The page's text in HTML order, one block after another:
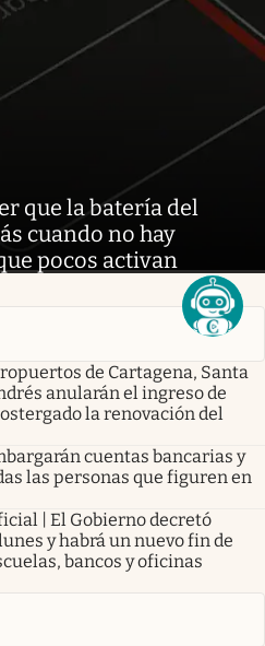
que la batería del
cuando no hay
pocos activan
de Cartagena, Santa
anularán el ingreso de
la renovación del
cuentas bancarias y
las personas que figuren en
| El Gobierno decretó
y habrá un nuevo fin de
bancos y oficinas